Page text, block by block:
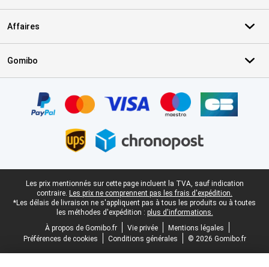
Affaires
Gomibo
Pied-de-page légal
Les prix mentionnés sur cette page incluent la TVA, sauf indication
contraire. Les prix ne comprennent pas les frais d'expédition.
*Les délais de livraison ne s'appliquent pas à tous les produits ou à toutes
les méthodes d'expédition : plus d'informations.
À propos de Gomibo.fr
Vie privée
Mentions légales
Préférences de cookies
Conditions générales © 2026 Gomibo.fr